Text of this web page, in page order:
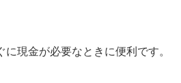
現金が必要なときに便利です。